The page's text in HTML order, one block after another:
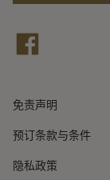
免责声明
预订条款与条件
隐私政策